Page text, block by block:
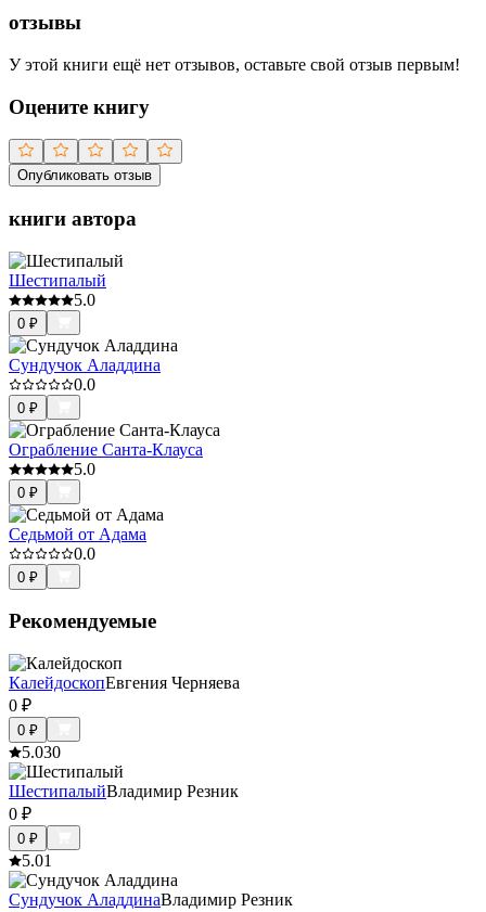
отзывы
У этой книги ещё нет отзывов, оставьте свой отзыв первым!
Оцените книгу
Опубликовать отзыв
книги автора
Шестипалый
5.0
0 ₽
Сундучок Аладдина
0.0
0 ₽
Ограбление Санта-Клауса
5.0
0 ₽
Седьмой от Адама
0.0
0 ₽
Рекомендуемые
КалейдоскопЕвгения Черняева
0 ₽
0 ₽
5.030
ШестипалыйВладимир Резник
0 ₽
0 ₽
5.01
Сундучок АладдинаВладимир Резник